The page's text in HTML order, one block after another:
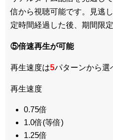
信から視聴可能です。見逃
定時間経過した後、期間限
⑤倍速再生が可能
再生速度は5パターンから選
再生速度
0.75倍
1.0倍(等倍)
1.25倍